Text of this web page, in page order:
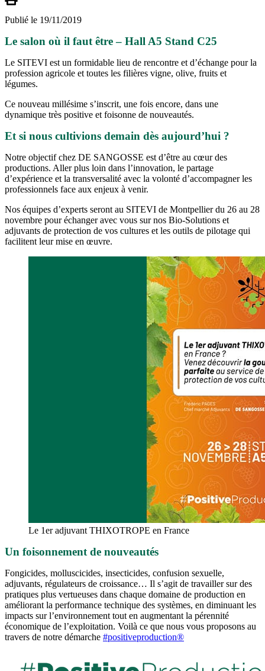
Publié le 19/11/2019
Le salon où il faut être – Hall A5 Stand C25
Le SITEVI est un formidable lieu de rencontre et d’échange pour la
profession agricole et toutes les filières vigne, olive, fruits et
légumes.
Ce nouveau millésime s’inscrit, une fois encore, dans une
dynamique très positive et foisonne de nouveautés.
Et si nous cultivions demain dès aujourd’hui ?
Notre objectif chez DE SANGOSSE est d’être au cœur des
productions. Aller plus loin dans l’innovation, le partage
d’expérience et la transversalité avec la volonté d’accompagner les
professionnels face aux enjeux à venir.
Nos équipes d’experts seront au SITEVI de Montpellier du 26 au 28
novembre pour échanger avec vous sur nos Bio-Solutions et
adjuvants de protection de vos cultures et les outils de pilotage qui
facilitent leur mise en œuvre.
Le 1er adjuvant THIXOTROPE en France
Un foisonnement de nouveautés
Fongicides, molluscicides, insecticides, confusion sexuelle,
adjuvants, régulateurs de croissance… Il s’agit de travailler sur des
pratiques plus vertueuses dans chaque domaine de production en
améliorant la performance technique des systèmes, en diminuant les
impacts sur l’environnement tout en augmentant la pérennité
économique de l’exploitation. Voilà ce que nous vous proposons au
travers de notre démarche #positiveproduction®